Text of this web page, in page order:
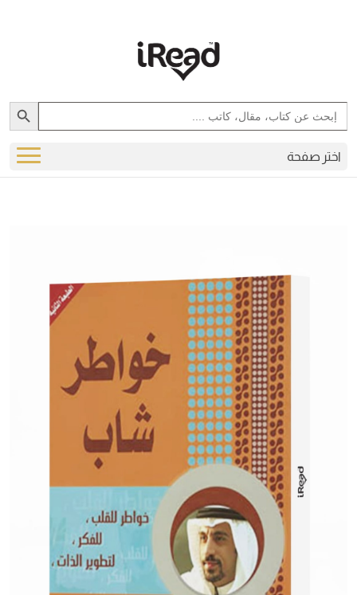
Search
for:
Search Button
اختر صفحة